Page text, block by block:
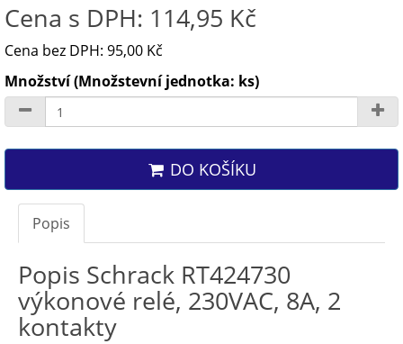
Cena s DPH: 114,95 Kč
Cena bez DPH: 95,00 Kč
Množství (Množstevní jednotka: ks)
DO KOŠÍKU
Popis
Popis Schrack RT424730
výkonové relé, 230VAC, 8A, 2
kontakty